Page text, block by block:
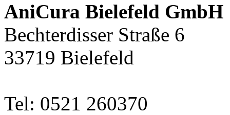
AniCura Bielefeld GmbH
Bechterdisser Straße 6
33719 Bielefeld
Tel: 0521 260370